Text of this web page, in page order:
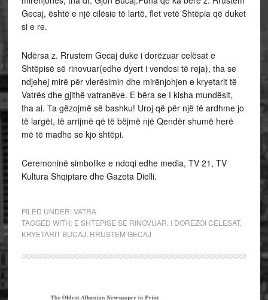
Gecaj, është e një cilësie të lartë, flet vetë Shtëpia që duket
si e re.
Ndërsa z. Rrustem Gecaj duke i dorëzuar celësat e
Shtëpisë së rinovuar(edhe dyert i vendosi të reja), tha se
ndjehej mirë për vlerësimin dhe mirënjohjen e kryetarit të
Vatrës dhe gjithë vatranëve. E bëra se I kisha mundësit,
tha ai. Ta gëzojmë së bashku! Uroj që për një të ardhme jo
të largët, të arrijmë që të bëjmë një Qendër shumë herë
më të madhe se kjo shtëpi.
Ceremoninë simbolike e ndoqi edhe media, TV 21, TV
Kultura Shqiptare dhe Gazeta Dielli.
FILED UNDER:VATRA
TAGGED WITH: E SHTEPISE SE RINOVUAR I DOREZOI CELESAT,
KRYETARIT BUCAJ RRUSTEM GECAJ